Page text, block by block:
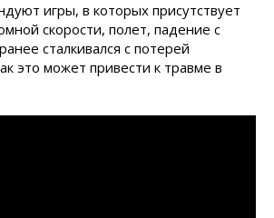
игры, в которых присутствует
скорости, полет, падение с
сталкивался с потерей
это может привести к травме в